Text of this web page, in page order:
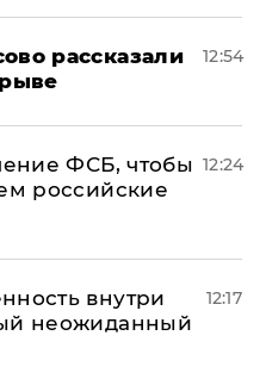
рассказали
12:54
ФСБ, чтобы
российские
12:24
внутри
неожиданный
12:17